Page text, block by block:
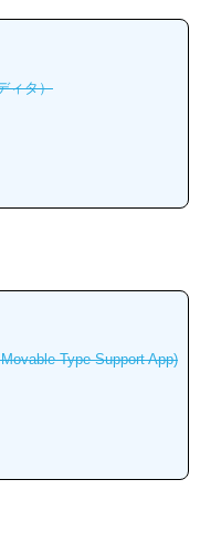
ィタ）
Type Support App)